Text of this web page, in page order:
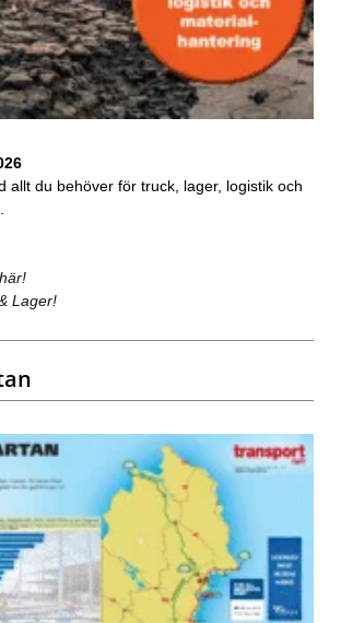
allt du behöver för truck, lager, logistik och
Lager!